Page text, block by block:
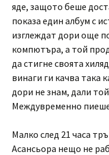
яде, защото беше
показа един албум с
изглеждат дори още
компютъра, а той
да стигне своята
винаги ги качва така
дори не знам, дали
Междувременно
Малко след 21 часа
Асансьора нещо не